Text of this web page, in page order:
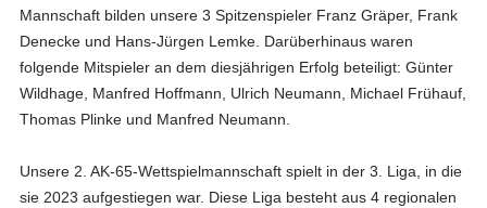
Mannschaft bilden unsere 3 Spitzenspieler Franz Gräper, Frank
Denecke und Hans-Jürgen Lemke. Darüberhinaus waren
folgende Mitspieler an dem diesjährigen Erfolg beteiligt: Günter
Wildhage, Manfred Hoffmann, Ulrich Neumann, Michael Frühauf,
Thomas Plinke und Manfred Neumann.
Unsere 2. AK-65-Wettspielmannschaft spielt in der 3. Liga, in die
sie 2023 aufgestiegen war. Diese Liga besteht aus 4 regionalen